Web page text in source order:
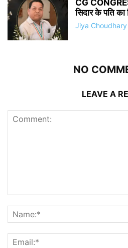
CG
सिदार के पति का
Jiya Choudhary
NO
LEAVE A